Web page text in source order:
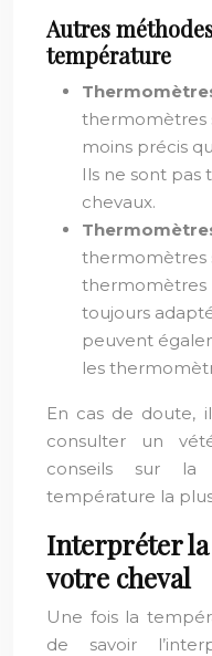
Autres
température
thermomètres
moins précis
Ils ne sont pas
chevaux.
thermomètres
thermomètres
toujours
peuvent
les
En cas de doute,
consulter un
conseils sur
température la
Interpréter
votre cheval
Une fois la
de savoir